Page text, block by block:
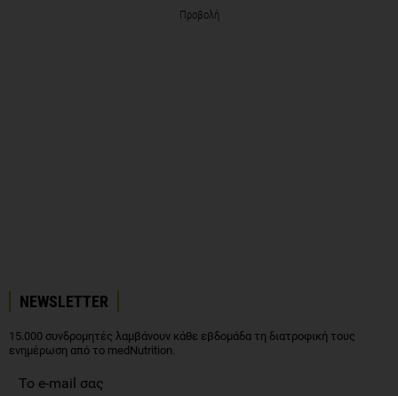
Προβολή
NEWSLETTER
15.000 συνδρομητές λαμβάνουν κάθε εβδομάδα τη διατροφική τους
ενημέρωση από το medNutrition.